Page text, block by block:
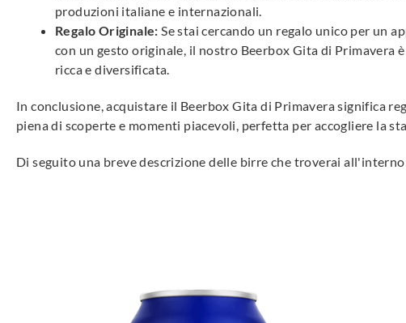
produzioni italiane e internazionali.
Regalo Originale: Se stai cercando un regalo unico per un
con un gesto originale, il nostro Beerbox Gita di Primavera
ricca e diversificata.
In conclusione, acquistare il Beerbox Gita di Primavera significa
piena di scoperte e momenti piacevoli, perfetta per accogliere la
Di seguito una breve descrizione delle birre che troverai